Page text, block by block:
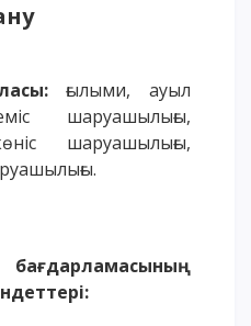
ғылыми, ауыл
шаруашылығы,
шаруашылығы,